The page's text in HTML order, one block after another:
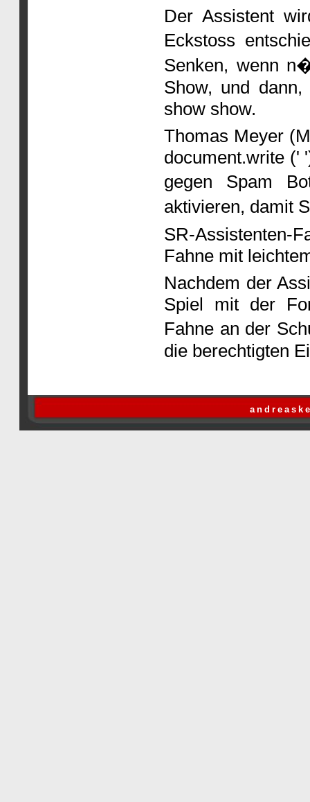
Der Assistent
Eckstoss
Senken, wenn
Show, und
show show.
Thomas Meyer
document.write ('
gegen Spam
aktivieren, damit
SR-
Fahne mit
Nachdem der
Spiel mit der
Fahne an der
die berechtigten